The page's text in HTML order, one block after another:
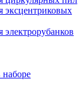
эксцентриковых
наборе